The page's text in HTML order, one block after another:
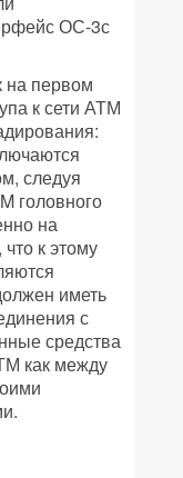
ОС-3с
на первом
к сети АТМ
следуя
головного
на
к этому
иметь
с
средства
как между